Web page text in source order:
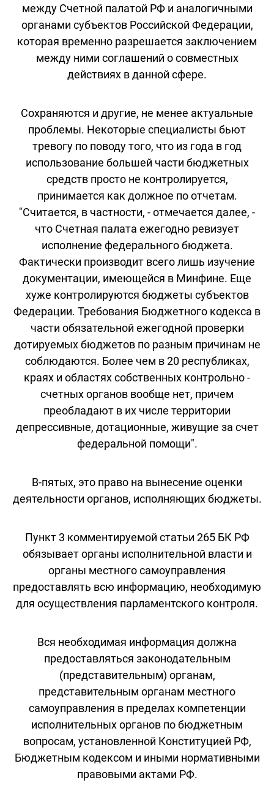
между Счетной палатой РФ и аналогичными
органами субъектов Российской Федерации,
которая временно разрешается заключением
между ними соглашений о совместных
действиях в данной сфере.
Сохраняются и другие, не менее актуальные
проблемы. Некоторые специалисты бьют
тревогу по поводу того, что из года в год
использование большей части бюджетных
средств просто не контролируется,
принимается как должное по отчетам.
"Считается, в частности, - отмечается далее, -
что Счетная палата ежегодно ревизует
исполнение федерального бюджета.
Фактически производит всего лишь изучение
документации, имеющейся в Минфине. Еще
хуже контролируются бюджеты субъектов
Федерации. Требования Бюджетного кодекса в
части обязательной ежегодной проверки
дотируемых бюджетов по разным причинам не
соблюдаются. Более чем в 20 республиках,
краях и областях собственных контрольно -
счетных органов вообще нет, причем
преобладают в их числе территории
депрессивные, дотационные, живущие за счет
федеральной помощи".
В-пятых, это право на вынесение оценки
деятельности органов, исполняющих бюджеты.
Пункт 3 комментируемой статьи 265 БК РФ
обязывает органы исполнительной власти и
органы местного самоуправления
предоставлять всю информацию, необходимую
для осуществления парламентского контроля.
Вся необходимая информация должна
предоставляться законодательным
(представительным) органам,
представительным органам местного
самоуправления в пределах компетенции
исполнительных органов по бюджетным
вопросам, установленной Конституцией РФ,
Бюджетным кодексом и иными нормативными
правовыми актами РФ.